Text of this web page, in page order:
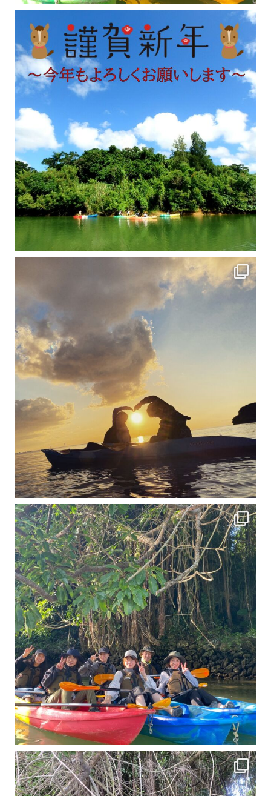
修学旅行シーズンも終わり、一気に冷え込んできました。 2025年今年もあっという間に終
12月に入り、沖縄も流石に半袖では過ごせなくなってきました
ですが、日中はまだ20℃
11月となり沖縄も寒くなってきましたが まだまだ沖縄は半袖です
この時期は、修学旅行